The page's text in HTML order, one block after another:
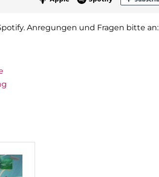
Anregungen und Fragen bitte an: